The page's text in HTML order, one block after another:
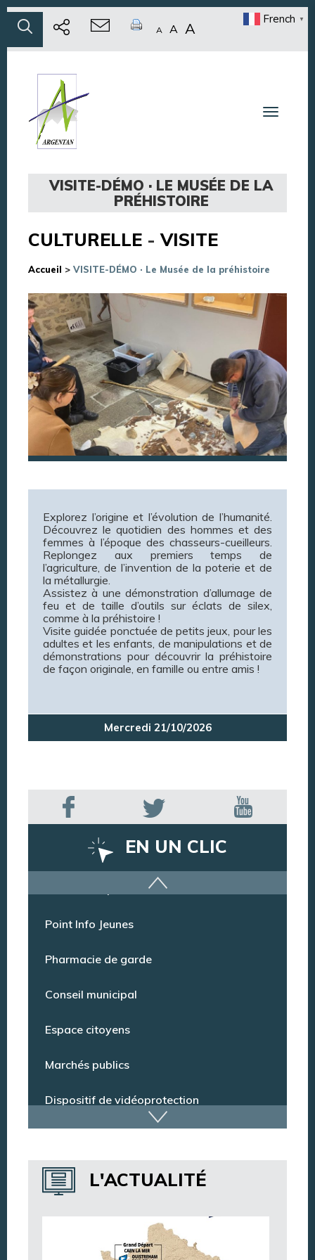
A A A
French ▼
Toggle
VISITE-DÉMO · LE MUSÉE DE LA
PRÉHISTOIRE
CULTURELLE -VISITE
Accueil > VISITE-DÉMO · Le Musée de la préhistoire
Explorez l’origine et l’évolution de l’humanité.
Découvrez le quotidien des hommes et des
femmes à l’époque des chasseurs-cueilleurs.
Replongez aux premiers temps de
l’agriculture, de l’invention de la poterie et de
la métallurgie.
Assistez à une démonstration d’allumage de
feu et de taille d’outils sur éclats de silex,
comme à la préhistoire !
Visite guidée ponctuée de petits jeux, pour les
adultes et les enfants, de manipulations et de
démonstrations pour découvrir la préhistoire
de façon originale, en famille ou entre amis !
Mercredi 21/10/2026
EN UN CLIC
Dispositif de vidéoprotection
Annuaire des services
Annuaire des associations
Argentan Aujourd’hui
L'ACTUALITÉ